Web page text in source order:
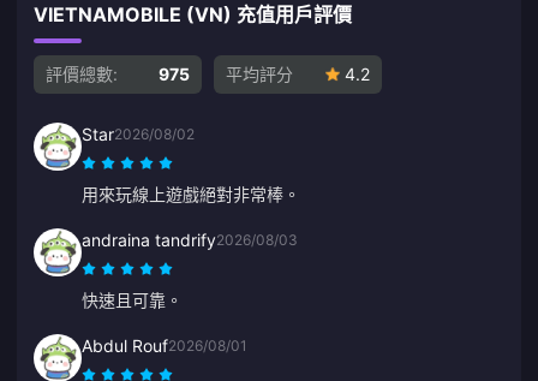
VIETNAMOBILE (VN) 充值用戶評價
評價總數: 975 平均評分 4.2
Star2026/08/02
用來玩線上遊戲絕對非常棒。
andraina tandrify2026/08/03
快速且可靠。
Abdul Rouf2026/08/01